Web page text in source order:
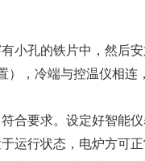
小孔的铁片中，然后
，冷端与控温仪相
合要求。设定好智能
运行状态，电炉方可